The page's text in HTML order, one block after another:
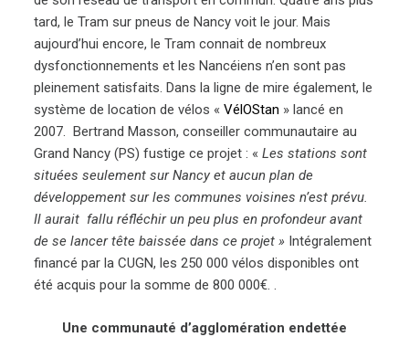
tard, le Tram sur pneus de Nancy voit le jour. Mais
aujourd’hui encore, le Tram connait de nombreux
dysfonctionnements et les Nancéiens n’en sont pas
pleinement satisfaits. Dans la ligne de mire également, le
système de location de vélos «VélOStan » lancé en
2007. Bertrand Masson, conseiller communautaire au
Grand Nancy (PS) fustige ce projet : «Les stations sont
situées seulement sur Nancy et aucun plan de
développement sur les communes voisines n’est prévu.
Il aurait fallu réfléchir un peu plus en profondeur avant
de se lancer tête baissée dans ce projet » Intégralement
financé par la CUGN, les 250 000 vélos disponibles ont
été acquis pour la somme de 800 000€. .
Une communauté d’agglomération endettée